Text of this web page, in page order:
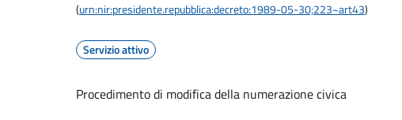
(urn:nir:presidente.repubblica:decreto:1989-05-30;223~art43)
Servizio attivo
Procedimento di modifica della numerazione civica